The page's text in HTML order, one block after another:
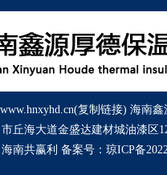
复制链接) 海南鑫
丘海大道金盛达建材城油漆区
海南共赢利 备案号： 琼ICP备